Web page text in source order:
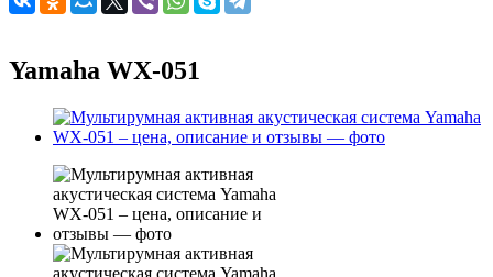
Yamaha WX-051